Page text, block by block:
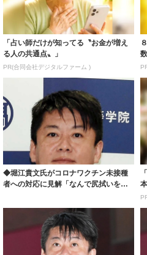
「占い師だけが知ってる〝お金が増え
る人の共通点〟」
PR(合同会社デジタルファーム )
◆堀江貴文氏がコロナワクチン未接種
者への対応に見解「なんで尻拭いを社